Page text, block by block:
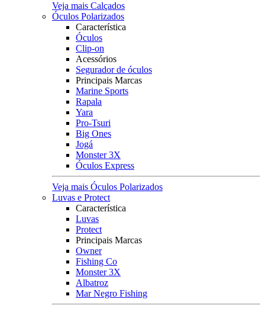
Veja mais Calçados
Óculos Polarizados
Característica
Óculos
Clip-on
Acessórios
Segurador de óculos
Principais Marcas
Marine Sports
Rapala
Yara
Pro-Tsuri
Big Ones
Jogá
Monster 3X
Óculos Express
Veja mais Óculos Polarizados
Luvas e Protect
Característica
Luvas
Protect
Principais Marcas
Owner
Fishing Co
Monster 3X
Albatroz
Mar Negro Fishing